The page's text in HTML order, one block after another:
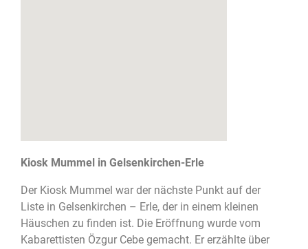
Kiosk Mummel in Gelsenkirchen-Erle
Der Kiosk Mummel war der nächste Punkt auf der
Liste in Gelsenkirchen – Erle, der in einem kleinen
Häuschen zu finden ist. Die Eröffnung wurde vom
Kabarettisten Özgur Cebe gemacht. Er erzählte über